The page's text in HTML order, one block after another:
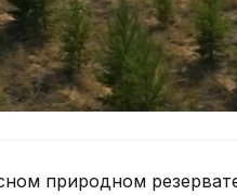
природном